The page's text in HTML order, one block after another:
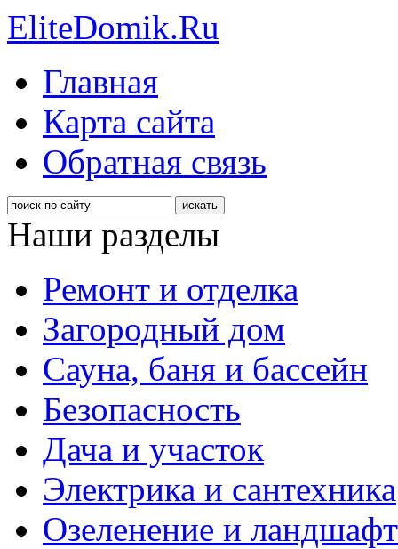
EliteDomik.Ru
Главная
Карта сайта
Обратная связь
Наши разделы
Ремонт и отделка
Загородный дом
Сауна, баня и бассейн
Безопасность
Дача и участок
Электрика и сантехника
Озеленение и